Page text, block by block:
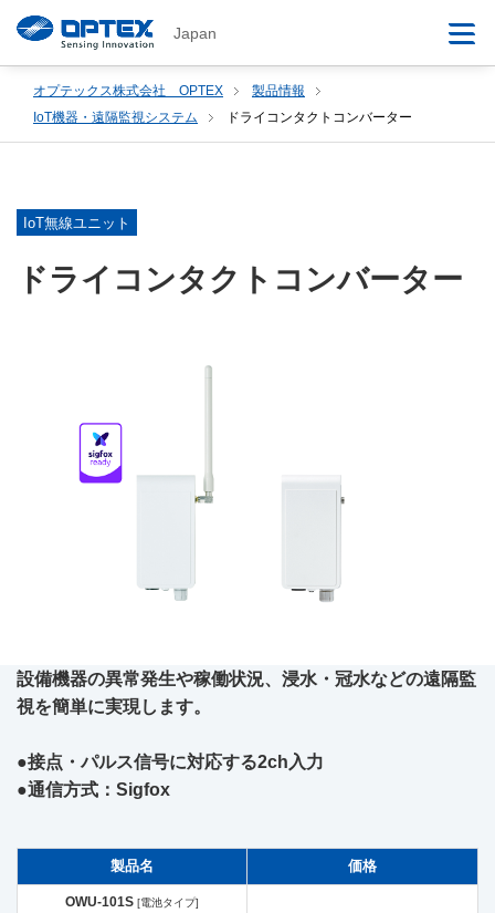
Japan
オプテックス株式会社 OPTEX
製品情報
IoT機器・遠隔監視システム
ドライコンタクトコンバーター
IoT無線ユニット
ドライコンタクトコンバーター
設備機器の異常発生や稼働状況、浸水・冠水などの遠隔監
視を簡単に実現します。
●接点・パルス信号に対応する2ch入力
●通信方式：Sigfox
製品名 価格
OWU-101S [電池タイプ]